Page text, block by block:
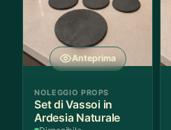
Anteprima
NOLEGGIO PROPS
Set di Vassoi in
Ardesia Naturale